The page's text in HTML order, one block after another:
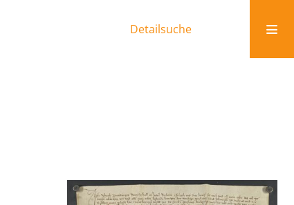
Detailsuche